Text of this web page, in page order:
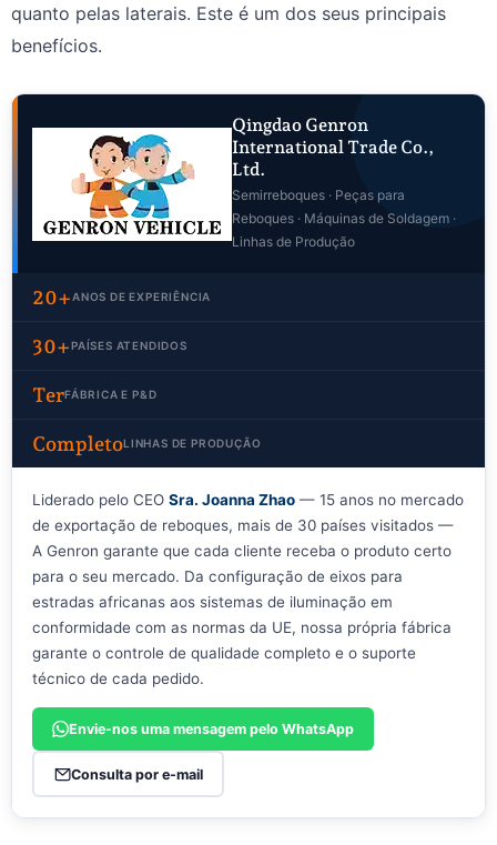
quanto pelas laterais. Este é um dos seus principais
benefícios.
Qingdao Genron
International Trade Co.,
Ltd.
Semirreboques · Peças para
Reboques · Máquinas de Soldagem ·
Linhas de Produção
20+ANOS DE EXPERIÊNCIA
30+PAÍSES ATENDIDOS
TerFÁBRICA E P&D
CompletoLINHAS DE PRODUÇÃO
Liderado pelo CEO Sra. Joanna Zhao — 15 anos no mercado
de exportação de reboques, mais de 30 países visitados —
A Genron garante que cada cliente receba o produto certo
para o seu mercado. Da configuração de eixos para
estradas africanas aos sistemas de iluminação em
conformidade com as normas da UE, nossa própria fábrica
garante o controle de qualidade completo e o suporte
técnico de cada pedido.
Envie-nos uma mensagem pelo WhatsApp
Consulta por e-mail